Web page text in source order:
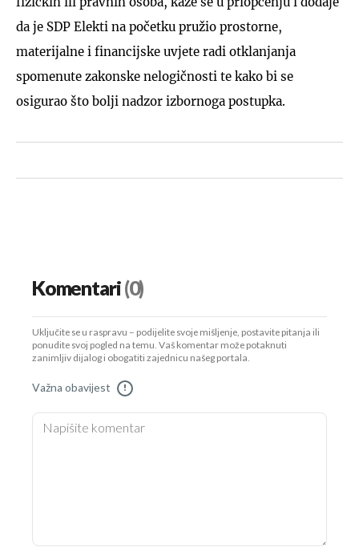
da je SDP Elekti na početku pružio prostorne,
materijalne i financijske uvjete radi otklanjanja
spomenute zakonske nelogičnosti te kako bi se
osigurao što bolji nadzor izbornoga postupka.
Komentari(0)
Uključite se u raspravu – podijelite svoje mišljenje, postavite pitanja ili
ponudite svoj pogled na temu. Vaš komentar može potaknuti
zanimljiv dijalog i obogatiti zajednicu našeg portala.
Važna obavijest !